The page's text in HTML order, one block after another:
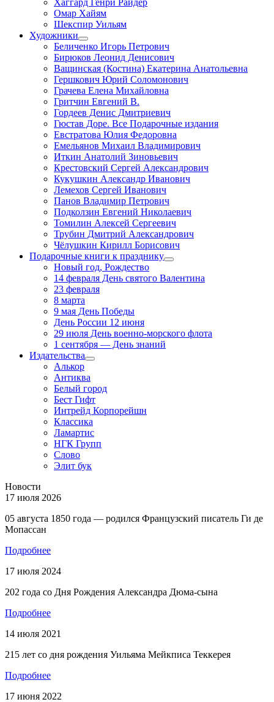
Омар Хайям
Шекспир Уильям
Художники
Беличенко Игорь Петрович
Бирюков Леонид Денисович
Ващинская (Костина) Екатерина Анатольевна
Гершкович Юрий Соломонович
Грачева Елена Михайловна
Гритчин Евгений В.
Гордеев Денис Дмитриевич
Гюстав Доре. Все Подарочные издания
Евстратова Юлия Федоровна
Емельянов Михаил Владимирович
Иткин Анатолий Зиновьевич
Крестовский Сергей Александрович
Кукушкин Александр Иванович
Лемехов Сергей Иванович
Панов Владимир Петрович
Подколзин Евгений Николаевич
Томилин Алексей Сергеевич
Трубин Дмитрий Александрович
Чёлушкин Кирилл Борисович
Подарочные книги к празднику
Новый год, Рождество
14 февраля День святого Валентина
23 февраля
8 марта
9 мая День Победы
День России 12 июня
29 июля День военно-морского флота
1 сентября — День знаний
Издательства
Алькор
Антиква
Белый город
Бест Гифт
Интрейд Корпорейшн
Классика
Ламартис
НГК Групп
Слово
Элит бук
Новости
17 июля 2026
05 августа 1850 года — родился Французский писатель Ги де
Мопассан
Подробнее
17 июля 2024
202 года со Дня Рождения Александра Дюма-сына
Подробнее
14 июля 2021
215 лет со дня рождения Уильяма Мейкписа Теккерея
Подробнее
17 июня 2022